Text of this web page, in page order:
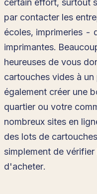
certain effort, surtout
par contacter les
écoles, imprimeries -
imprimantes.
heureuses de vous
cartouches vides à
également créer une
quartier ou votre
nombreux sites en
des lots de
simplement de
d'acheter.